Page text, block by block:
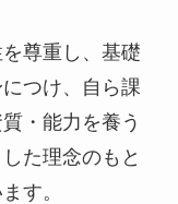
尊重し、基礎
つけ、自ら課
・能力を養う
た理念のもと
す。